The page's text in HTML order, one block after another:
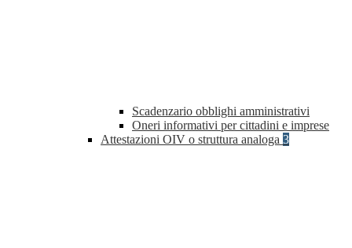
Scadenzario obblighi amministrativi
Oneri informativi per cittadini e imprese
Attestazioni OIV o struttura analoga 3